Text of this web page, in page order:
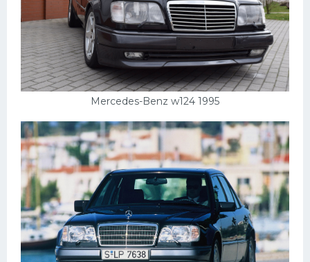
Mercedes-Benz w124 1995